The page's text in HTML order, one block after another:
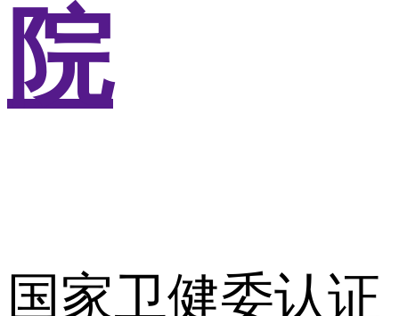
院
国家卫健委认证